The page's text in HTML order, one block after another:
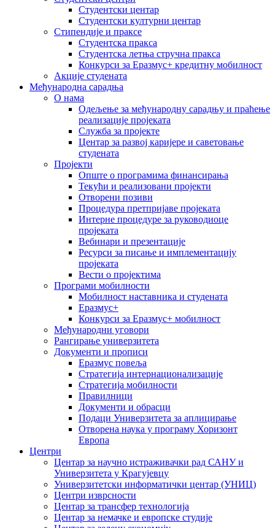
Студентски центар
Студентски културни центар
Стипендије и праксе
Студентска пракса
Студентска летња стручна пракса
Конкурси за Еразмус+ кредитну мобилност
Акције студената
Међународна сарадња
О нама
Одељење за међународну сарадњу и праћење
реализације пројеката
Служба за пројекте
Центар за развој каријере и саветовање
студената
Пројекти
Опште о програмима финансирања
Текући и реализовани пројекти
Отворени позиви
Процедура претпријаве пројеката
Интерне процедуре за руководиоце
пројеката
Вебинари и презентације
Ресурси за писање и имплементацију
пројеката
Вести о пројектима
Програми мобилности
Мобилност наставника и студената
Еразмус+
Конкурси за Еразмус+ мобилност
Међународни уговори
Рангирање универзитета
Документи и прописи
Еразмус повеља
Стратегија интернационализације
Стратегија мобилности
Правилници
Документи и обрасци
Подаци Универзитета за аплицирање
Отворена наука у програму Хоризонт
Европа
Центри
Центар за научно истраживачки рад САНУ и
Универзитета у Крагујевцу
Универзитетски информатички центар (УНИЦ)
Центри изврсности
Центар за трансфер технологија
Центар за немачке и европске студије